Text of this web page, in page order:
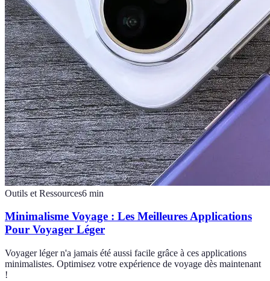
Outils et Ressources6 min
Minimalisme Voyage : Les Meilleures Applications
Pour Voyager Léger
Voyager léger n'a jamais été aussi facile grâce à ces applications
minimalistes. Optimisez votre expérience de voyage dès maintenant
!